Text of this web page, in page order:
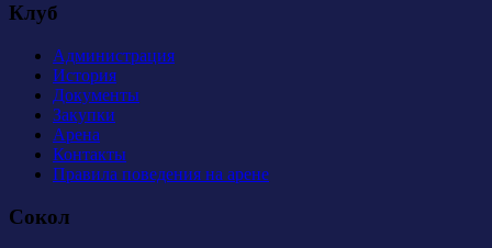
Клуб
Администрация
История
Документы
Закупки
Арена
Контакты
Правила поведения на арене
Сокол